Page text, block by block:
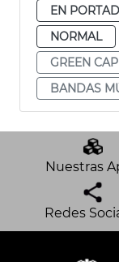
EN
NORMAL
GREEN
BANDAS
Nuestras
Redes